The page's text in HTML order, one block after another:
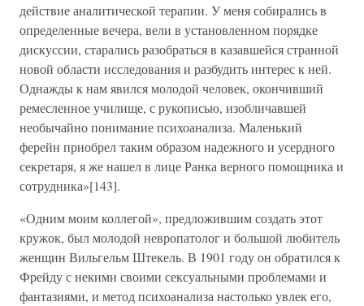
действие аналитической терапии. У меня собирались в
определенные вечера, вели в установленном порядке
дискуссии, старались разобраться в казавшейся странной
новой области исследования и разбудить интерес к ней.
Однажды к нам явился молодой человек, окончивший
ремесленное училище, с рукописью, изобличавшей
необычайно понимание психоанализа. Маленький
ферейн приобрел таким образом надежного и усердного
секретаря, я же нашел в лице Ранка верного помощника и
сотрудника»[143].
«Одним моим коллегой», предложившим создать этот
кружок, был молодой невропатолог и большой любитель
женщин Вильгельм Штекель. В 1901 году он обратился к
Фрейду с некими своими сексуальными проблемами и
фантазиями, и метод психоанализа настолько увлек его,